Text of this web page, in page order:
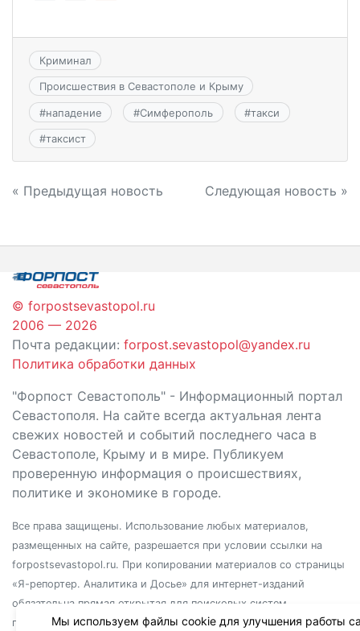
Криминал
Происшествия в Севастополе и Крыму
#нападение #Симферополь #такси
#таксист
Навигация
записям
« Предыдущая новость Следующая новость »
© forpostsevastopol.ru
2006 — 2026
Почта редакции: forpost.sevastopol@yandex.ru
Политика обработки данных
"Форпост Севастополь" - Информационный портал
Севастополя. На сайте всегда актуальная лента
свежих новостей и событий последнего часа в
Севастополе, Крыму и в мире. Публикуем
проверенную информация о происшествиях,
политике и экономике в городе.
Все права защищены. Использование любых материалов,
размещенных на сайте, разрешается при условии ссылки на
forpostsevastopol.ru. При копировании материалов со страницы
«Я-репортер. Аналитика и Досье» для интернет-изданий
обязательна прямая открытая для поисковых систем
гиперссылка. Независимо от полного или частичного
Мы используем файлы cookie для улучшения работы